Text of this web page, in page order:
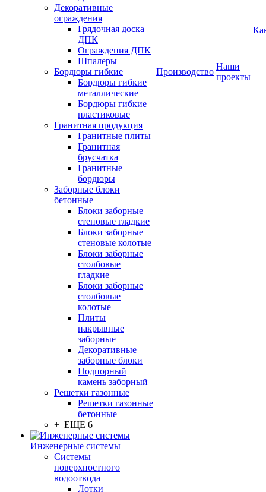
Декоративные
ограждения
Грядочная доска
ДПК
Ограждения ДПК
Шпалеры
Бордюры гибкие
Бордюры гибкие
металлические
Бордюры гибкие
пластиковые
Гранитная продукция
Гранитные плиты
Гранитная
брусчатка
Гранитные
бордюры
Заборные блоки
бетонные
Блоки заборные
стеновые гладкие
Блоки заборные
стеновые колотые
Блоки заборные
столбовые
гладкие
Блоки заборные
столбовые
колотые
Плиты
накрывные
заборные
Декоративные
заборные блоки
Подпорный
камень заборный
Решетки газонные
Решетки газонные
бетонные
+ ЕЩЕ 6
Инженерные системы
Системы
поверхностного
водоотвода
Лотки
Производство
Наши
проекты